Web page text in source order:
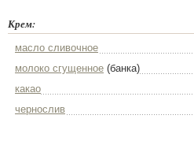
Крем:
масло сливочное
молоко сгущенное (банка)
какао
чернослив